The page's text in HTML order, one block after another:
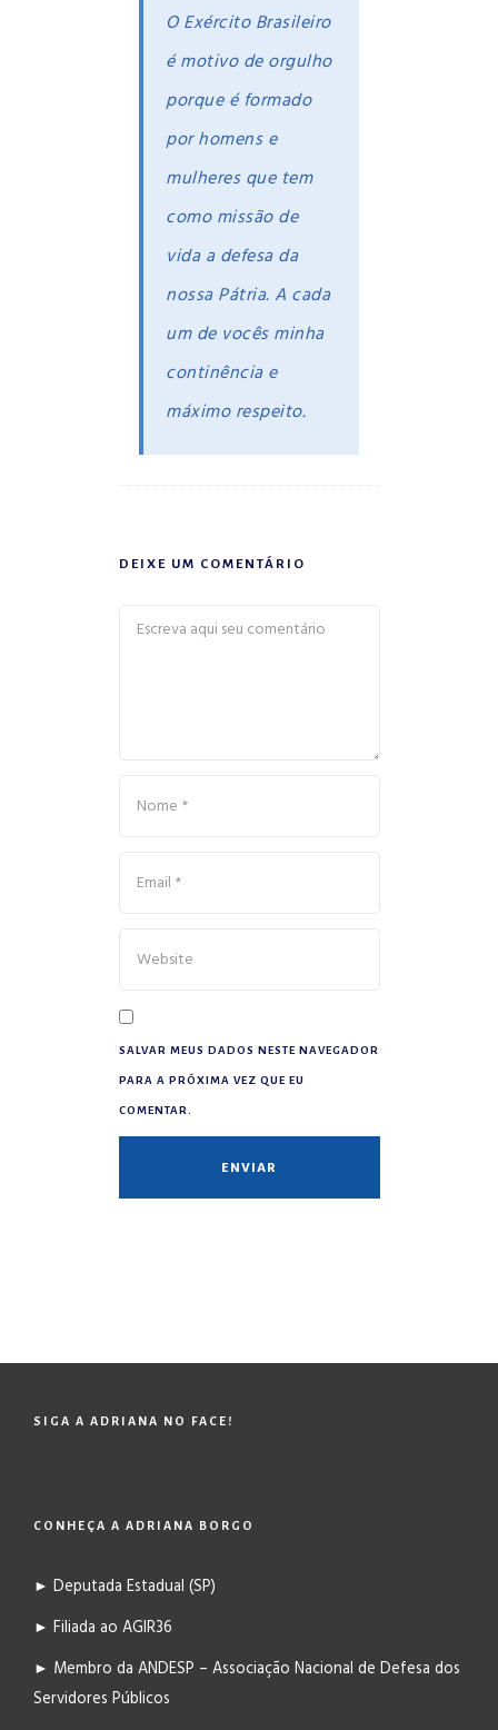
O Exército Brasileiro
é motivo de orgulho
porque é formado
por homens e
mulheres que tem
como missão de
vida a defesa da
nossa Pátria. A cada
um de vocês minha
continência e
máximo respeito.
DEIXE UM COMENTÁRIO
SALVAR MEUS DADOS NESTE NAVEGADOR
PARA A PRÓXIMA VEZ QUE EU
COMENTAR.
SIGA A ADRIANA NO FACE!
CONHEÇA A ADRIANA BORGO
► Deputada Estadual (SP)
► Filiada ao AGIR36
► Membro da ANDESP – Associação Nacional de Defesa dos
Servidores Públicos